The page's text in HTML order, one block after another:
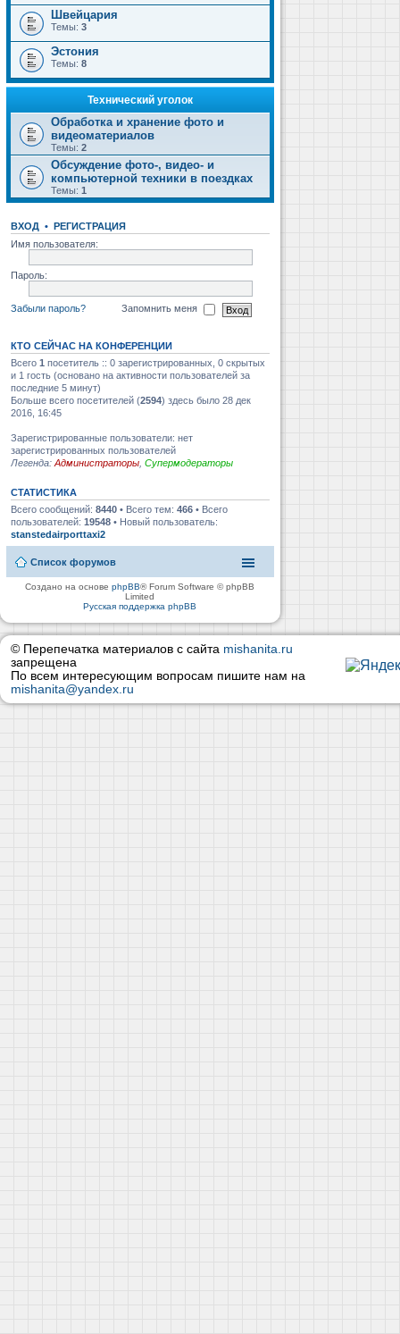
Швейцария
Темы: 3
Эстония
Темы: 8
Технический уголок
Обработка и хранение фото и
видеоматериалов
Темы: 2
Обсуждение фото-, видео- и
компьютерной техники в поездках
Темы: 1
ВХОД • РЕГИСТРАЦИЯ
Имя пользователя:
Пароль:
Забыли пароль? Запомнить меня
КТО СЕЙЧАС НА КОНФЕРЕНЦИИ
Всего 1 посетитель :: 0 зарегистрированных, 0 скрытых
и 1 гость (основано на активности пользователей за
последние 5 минут)
Больше всего посетителей (2594) здесь было 28 дек
2016, 16:45
Зарегистрированные пользователи: нет
зарегистрированных пользователей
Легенда: Администраторы Супермодераторы
СТАТИСТИКА
Всего сообщений: 8440 • Всего тем: 466 • Всего
пользователей: 19548 • Новый пользователь:
stanstedairporttaxi2
Список форумов
Создано на основеphpBB® Forum Software © phpBB
Limited
Русская поддержка phpBB
© Перепечатка материалов с сайта mishanita.ru
запрещена
По всем интересующим вопросам пишите нам на
mishanita@yandex.ru